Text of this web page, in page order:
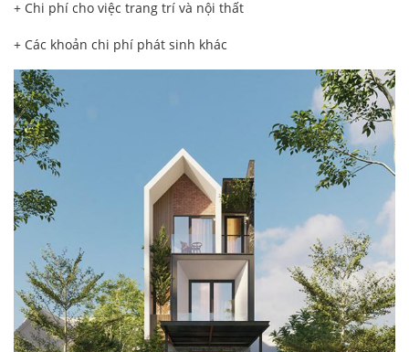
+ Chi phí cho việc trang trí và nội thất
+ Các khoản chi phí phát sinh khác